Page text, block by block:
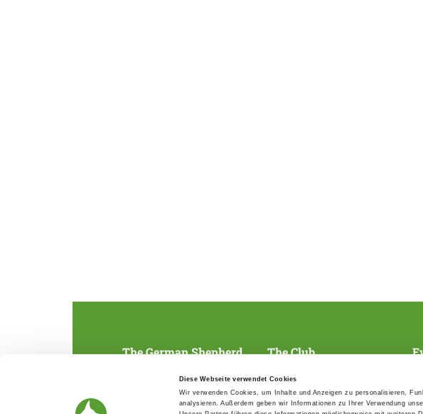
Diese Webseite verwendet Cookies
Wir verwenden Cookies, um Inhalte und Anzeigen zu personalisieren,
analysieren. Außerdem geben wir Informationen zu Ihrer Verwendung
The German Shepherd
Breeding and upbringing
Helper and saviour
The Club
SV magazine
Local groups
Youth